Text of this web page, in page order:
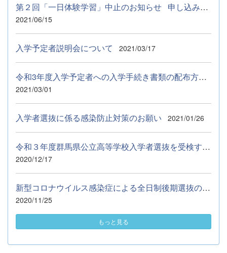
第２回「一日体験学習」中止のお知らせ 申し込みいただいた９月...
2021/06/15
入学予定者説明会について 2021/03/17
令和3年度入学予定者への入学手続き書類の配布方法等について
2021/03/01
入学者選抜に係る感染防止対策のお願い 2021/01/26
令和３年度群馬県公立高等学校入学者選抜を受検する皆さんへ
2020/12/17
新型コロナウイルス感染症による全日制後期選抜の追試験の実施に...
2020/11/25
もっと見る